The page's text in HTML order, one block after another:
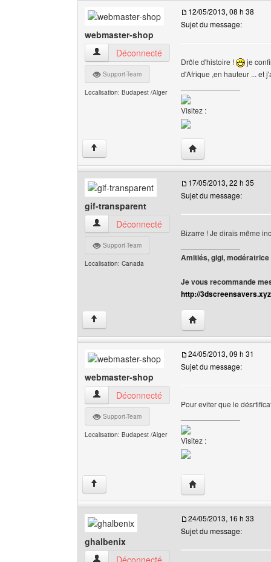
webmaster-shop
webmaster-shop Voir le profil de l'utilisateur
Déconnecté
Support-Team
Localisation: Budapest /Alger
12/05/2013, 08 h 38
Sujet du message:
Drôle d'histoire !
je
d'Afrique ,en hauteur ... et
Visitez :
↑ Visiter le site web
gif-transparent
gif-transparent Voir le profil de l'utilisateur
Déconnecté
Support-Team
Localisation: Canada
17/05/2013, 22 h 35
Sujet du message:
Bizarre ! Je dirais même
Amitiés, gigi, modératrice
Je vous recommande
http://3dscreensavers.xyz
↑ Visiter le site web
webmaster-shop
webmaster-shop Voir le profil de l'utilisateur
Déconnecté
Support-Team
Localisation: Budapest /Alger
24/05/2013, 09 h 31
Sujet du message:
Pour eviter que le
Visitez :
↑ Visiter le site web
ghalbenix
ghalbenix Voir le profil de l'utilisateur
Déconnecté
24/05/2013, 16 h 33
Sujet du message: